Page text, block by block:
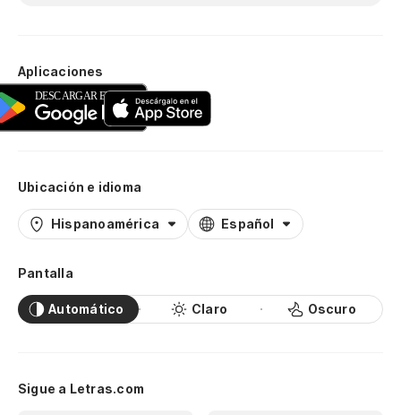
Aplicaciones
Ubicación e idioma
Hispanoamérica Español
Pantalla
Automático Claro Oscuro
Sigue a Letras.com